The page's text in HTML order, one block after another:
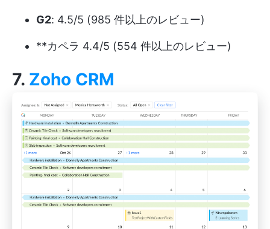
G2: 4.5/5 (985 件以上のレビュー)
**カペラ 4.4/5 (554 件以上のレビュー)
7. Zoho CRM